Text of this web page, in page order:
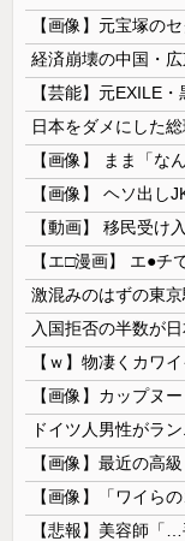
【ｗ】物凄くカワ
【画像】カップヌ
【画像】最近の高
【画像】「ワイら
【悲報】美容師